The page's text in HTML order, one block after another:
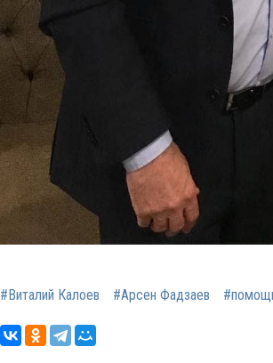
#Виталий Калоев #Арсен Фадзаев